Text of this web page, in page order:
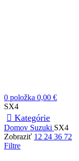
0 položka 0,00 €
SX4
Kategórie
Domov Suzuki SX4
Zobraziť 12 24 36 72
Filtre